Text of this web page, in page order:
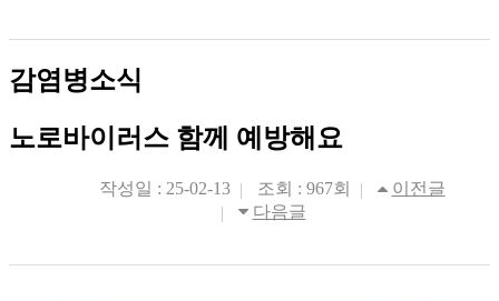
감염병소식
노로바이러스 함께 예방해요
작성일 : 25-02-13 조회 : 967회
이전글
다음글